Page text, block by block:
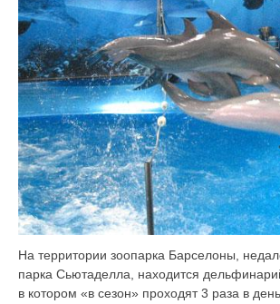
На территории зоопарка Барселоны,
парка Сьютаделла, находится
в котором «в сезон» проходят 3 раза в